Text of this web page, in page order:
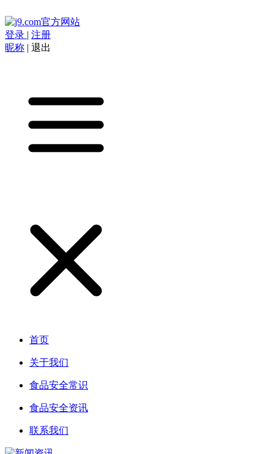
登录 | 注册
昵称 | 退出
首页
关于我们
食品安全常识
食品安全资讯
联系我们